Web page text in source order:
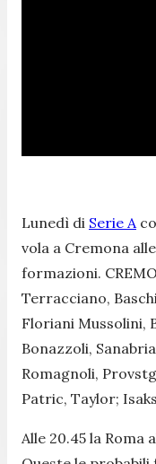
Lunedì di Serie A
vola a Cremona
formazioni.
Terracciano,
Floriani Mussolini,
Bonazzoli,
Romagnoli,
Patric, Taylor;
Alle 20.45 la